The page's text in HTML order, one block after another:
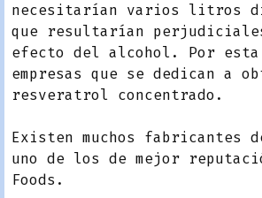
necesitarían varios litros
que resultarían
efecto del alcohol. Por esta
empresas que se dedican a
resveratrol concentrado.
Existen muchos fabricantes
uno de los de mejor
Foods.